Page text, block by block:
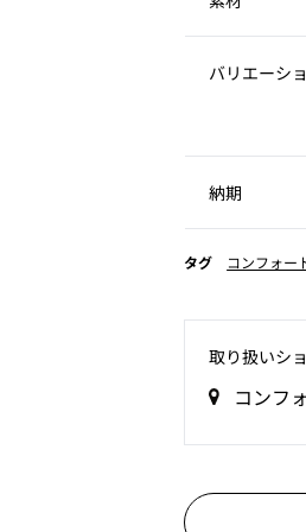
バリエーシ
納期
タグ コンフォー
取り扱いシ
コンフ